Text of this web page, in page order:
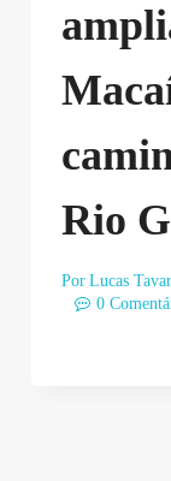
Rio
Por Lucas
0